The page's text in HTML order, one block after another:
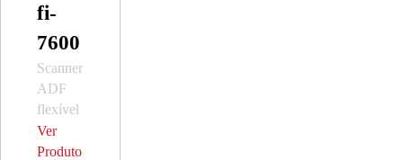
fi-
7600
Scanner
ADF
flexível
de alto
volume
Ver
Produto